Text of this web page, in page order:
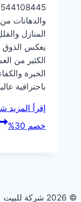
والدهانات
المنازل
يعكس الذوق
الكثير من
الخبرة
باحترافية
إقرأ المزيد
خصم 30%
© 2026 شركة للبيت